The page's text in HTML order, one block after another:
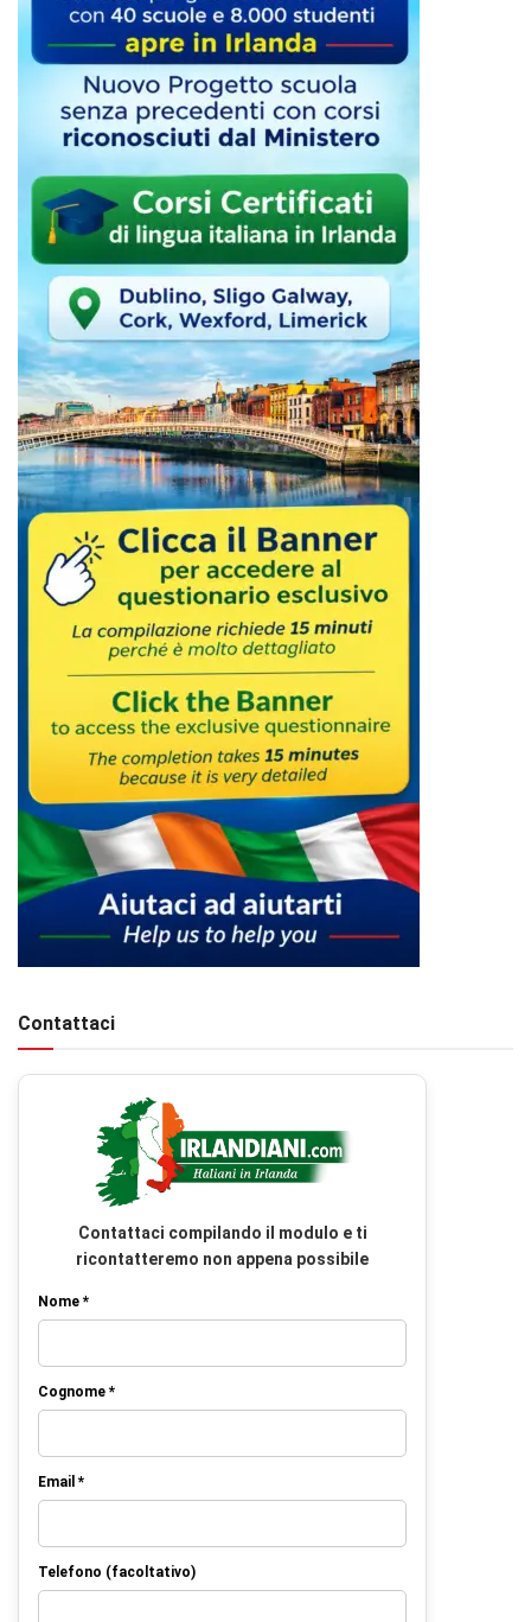
Contattaci
Contattaci compilando il modulo e ti
ricontatteremo non appena possibile
Nome *
Cognome *
Email *
Telefono (facoltativo)